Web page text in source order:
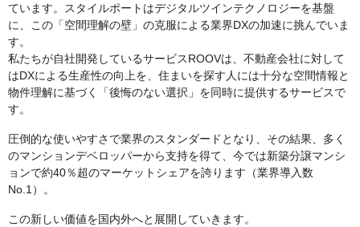
ています。スタイルポートはデジタルツインテクノロジーを基盤
に、この「空間理解の壁」の克服による業界DXの加速に挑んでいま
す。
私たちが自社開発しているサービスROOVは、不動産会社に対して
はDXによる生産性の向上を、住まいを探す人には十分な空間情報と
物件理解に基づく「後悔のない選択」を同時に提供するサービスで
す。
圧倒的な使いやすさで業界のスタンダードとなり、その結果、多く
のマンションデベロッパーから支持を得て、今では新築分譲マンシ
ョンで約40％超のマーケットシェアを誇ります（業界導入数
No.1）。
この新しい価値を国内外へと展開していきます。